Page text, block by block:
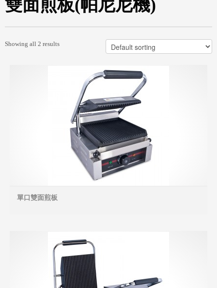
雙面煎板(帕尼尼機)
Showing all 2 results
單口雙面煎板